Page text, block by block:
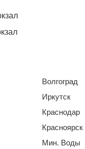
Волгоград
Иркутск
Краснодар
Красноярск
Мин. Воды